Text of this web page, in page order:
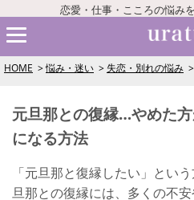
恋愛・仕事・こころの悩み
HOME 悩み・迷い 失恋・別れの悩み
元旦那との復縁…やめた
になる方法
「元旦那と復縁したい」とい
旦那との復縁には、多くの不安